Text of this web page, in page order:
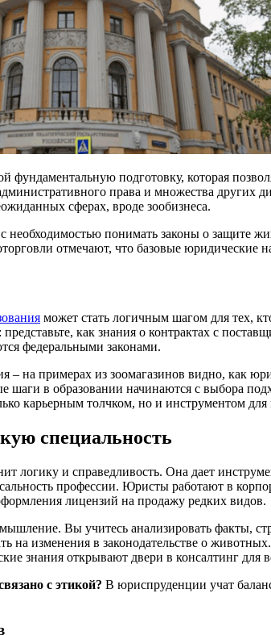
фундаментальную подготовку, которая
права и множества
сферах, вроде зообизнеса.
необходимостью понимать законы о защите
отмечают, что базовые
может стать логичным шагом для тех,
как знания о контрактах с
федеральными законами.
на примерах из зоомагазинов видно, как
в образовании начинаются с выбора
карьерным толчком, но и инструментом
специальность
логику и справедливость. Она дает
профессии. Юристы работают в
лицензий на продажу редких видов.
Вы учитесь анализировать факты,
на изменения в законодательстве о
знания открывают двери в консалтинг
с этикой? В юриспруденции учат